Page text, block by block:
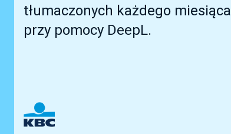
tłumaczonych każdego miesiąca
przy pomocy DeepL.